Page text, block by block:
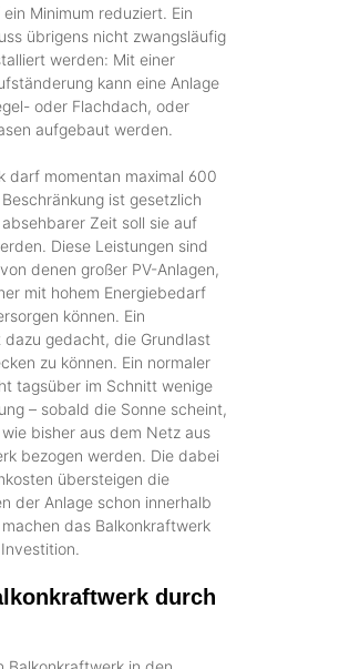
Minimum reduziert. Ein
übrigens nicht zwangsläufig
werden: Mit einer
kann eine Anlage
oder Flachdach, oder
aufgebaut werden.
darf momentan maximal 600
ist gesetzlich
Zeit soll sie auf
Diese Leistungen sind
denen großer PV-Anlagen,
mit hohem Energiebedarf
können. Ein
dazu gedacht, die Grundlast
zu können. Ein normaler
tagsüber im Schnitt wenige
– sobald die Sonne scheint,
bisher aus dem Netz aus
bezogen werden. Die dabei
übersteigen die
der Anlage schon innerhalb
das Balkonkraftwerk
durch